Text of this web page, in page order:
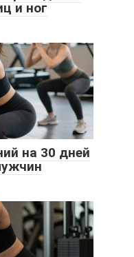
и ног
на 30 дней